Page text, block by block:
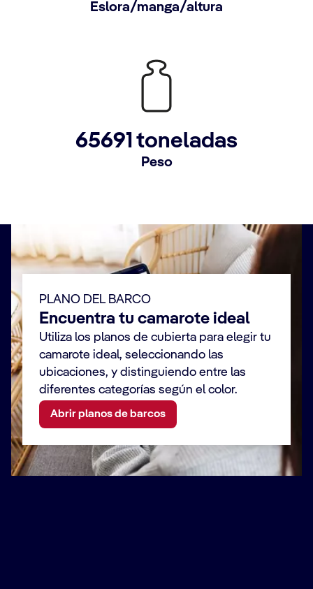
Eslora/manga/altura
65691 toneladas
Peso
PLANO DEL BARCO
Encuentra tu camarote ideal
Utiliza los planos de cubierta para elegir tu
camarote ideal, seleccionando las
ubicaciones, y distinguiendo entre las
diferentes categorías según el color.
Abrir planos de barcos